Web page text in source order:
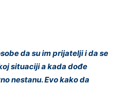
da su im prijatelji i da se
situaciji a kada dođe
nestanu. Evo kako da